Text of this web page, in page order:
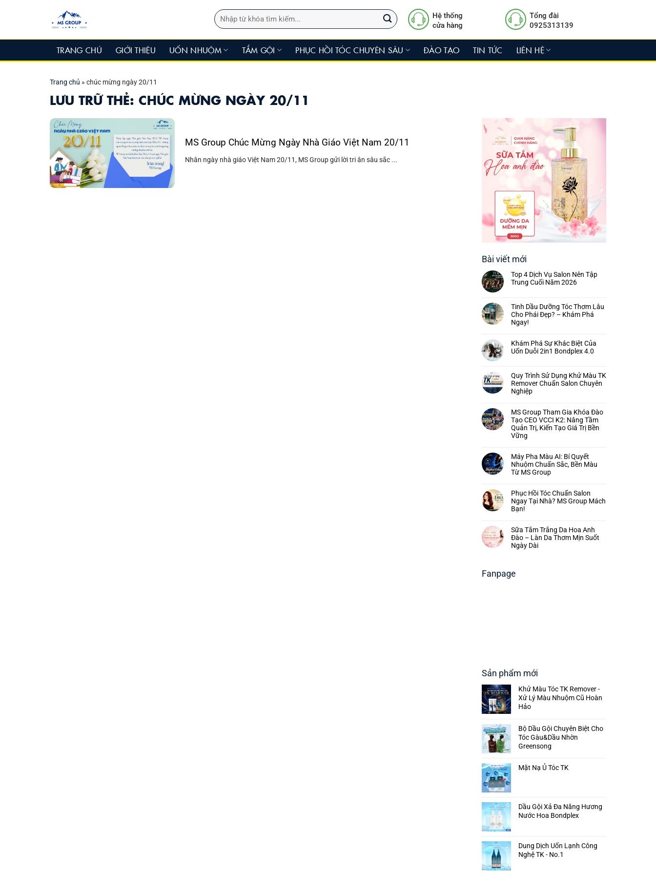
dung
Tìm
kiếm:
Hệ thống
cửa hàng
Tổng đài
0925313139
TRANG CHỦ GIỚI THIỆU UỐN NHUỘM TẮM GỘI PHỤC HỒI TÓC CHUYÊN SÂU ĐÀO TẠO TIN TỨC LIÊN HỆ
Trang chủ » chúc mừng ngày 20/11
LƯU TRỮ THẺ: CHÚC MỪNG NGÀY 20/11
MS Group Chúc Mừng Ngày Nhà Giáo Việt Nam 20/11
Nhân ngày nhà giáo Việt Nam 20/11, MS Group gửi lời tri ân sâu sắc ...
Bài viết mới
Top 4 Dịch Vụ Salon Nên Tập
Trung Cuối Năm 2026
Tinh Dầu Dưỡng Tóc Thơm Lâu
Cho Phái Đẹp? – Khám Phá
Ngay!
Khám Phá Sự Khác Biệt Của
Uốn Duỗi 2in1 Bondplex 4.0
Quy Trình Sử Dụng Khử Màu TK
Remover Chuẩn Salon Chuyên
Nghiệp
MS Group Tham Gia Khóa Đào
Tạo CEO VCCI K2: Nâng Tầm
Quản Trị, Kiến Tạo Giá Trị Bền
Vững
Máy Pha Màu AI: Bí Quyết
Nhuộm Chuẩn Sắc, Bền Màu
Từ MS Group
Phục Hồi Tóc Chuẩn Salon
Ngay Tại Nhà? MS Group Mách
Bạn!
Sữa Tắm Trắng Da Hoa Anh
Đào – Làn Da Thơm Mịn Suốt
Ngày Dài
Fanpage
Sản phẩm mới
Khử Màu Tóc TK Remover -
Xử Lý Màu Nhuộm Cũ Hoàn
Hảo
Bộ Dầu Gội Chuyên Biệt Cho
Tóc Gàu&Dầu Nhờn
Greensong
Mặt Nạ Ủ Tóc TK
Dầu Gội Xả Đa Năng Hương
Nước Hoa Bondplex
Dung Dịch Uốn Lạnh Công
Nghệ TK - No.1